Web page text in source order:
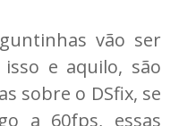
vão ser
e aquilo, são
sobre o DSfix, se
a 60fps, essas